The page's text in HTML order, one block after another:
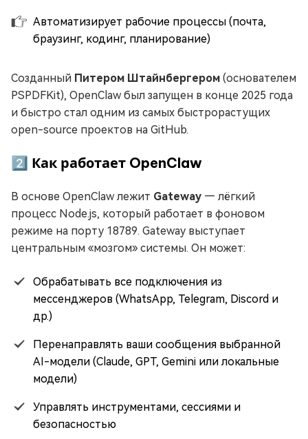
Автоматизирует рабочие процессы (почта,
браузинг, кодинг, планирование)
Созданный Питером Штайнбергером (основателем
PSPDFKit), OpenClaw был запущен в конце 2025 года
и быстро стал одним из самых быстрорастущих
open-source проектов на GitHub.
2️⃣ Как работает OpenClaw
В основе OpenClaw лежит Gateway — лёгкий
процесс Node.js, который работает в фоновом
режиме на порту 18789. Gateway выступает
центральным «мозгом» системы. Он может:
Обрабатывать все подключения из
мессенджеров (WhatsApp, Telegram, Discord и
др.)
Перенаправлять ваши сообщения выбранной
AI-модели (Claude, GPT, Gemini или локальные
модели)
Управлять инструментами, сессиями и
безопасностью